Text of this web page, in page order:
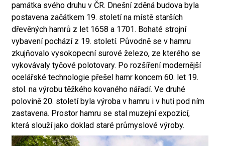
památka svého druhu v ČR. Dnešní zděná budova byla
postavena začátkem 19. století na místě starších
dřevěných hamrů z let 1658 a 1701. Bohaté strojní
vybavení pochází z 19. století. Původně se v hamru
zkujňovalo vysokopecní surové železo, ze kterého se
vykovávaly tyčové polotovary. Po rozšíření modernější
ocelářské technologie přešel hamr koncem 60. let 19.
stol. na výrobu těžkého kovaného nářadí. Ve druhé
polovině 20. století byla výroba v hamru i v huti pod ním
zastavena. Prostor hamru se stal muzejní expozicí,
která slouží jako doklad staré průmyslové výroby.